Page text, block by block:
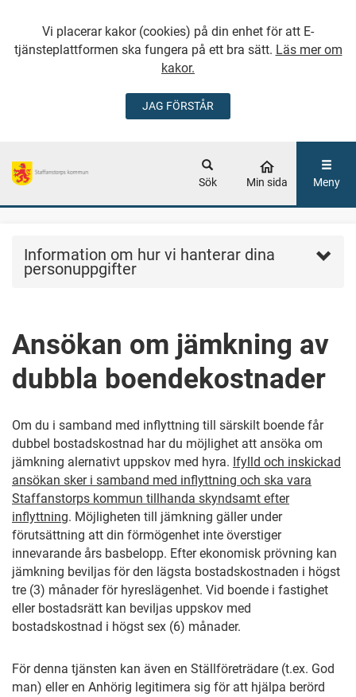
Vi placerar kakor (cookies) på din enhet för att E-
tjänsteplattformen ska fungera på ett bra sätt. Läs mer om
kakor.
JAG FÖRSTÅR
GÅ DIREKT TILL
Sök Min sida Meny
Information om hur vi hanterar dina
personuppgifter
Ansökan om jämkning av
dubbla boendekostnader
Om du i samband med inflyttning till särskilt boende får
dubbel bostadskostnad har du möjlighet att ansöka om
jämkning alernativt uppskov med hyra. Ifylld och inskickad
ansökan sker i samband med inflyttning och ska vara
Staffanstorps kommun tillhanda skyndsamt efter
inflyttning. Möjligheten till jämkning gäller under
förutsättning att din förmögenhet inte överstiger
innevarande års basbelopp. Efter ekonomisk prövning kan
jämkning beviljas för den lägsta bostadskostnaden i högst
tre (3) månader för hyreslägenhet. Vid boende i fastighet
eller bostadsrätt kan beviljas uppskov med
bostadskostnad i högst sex (6) månader.
För denna tjänsten kan även en Ställföreträdare (t.ex. God
man) eller en Anhörig legitimera sig för att hjälpa berörd